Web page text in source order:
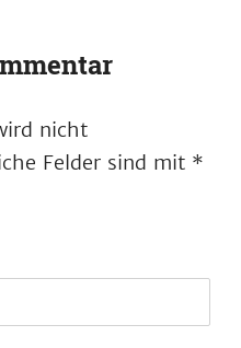
nicht
Felder sind mit *